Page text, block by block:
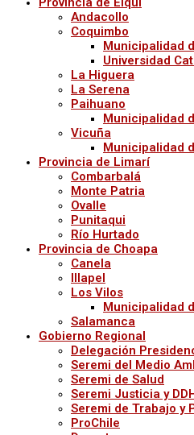
Andacollo
Coquimbo
Municipalidad
Universidad
La Higuera
La Serena
Paihuano
Municipalidad
Vicuña
Municipalidad
Provincia de Limarí
Combarbalá
Monte Patria
Ovalle
Punitaqui
Río Hurtado
Provincia de Choapa
Canela
Illapel
Los Vilos
Municipalidad
Salamanca
Gobierno Regional
Delegación
Seremi del Medio
Seremi de Salud
Seremi Justicia y
Seremi de Trabajo y
ProChile